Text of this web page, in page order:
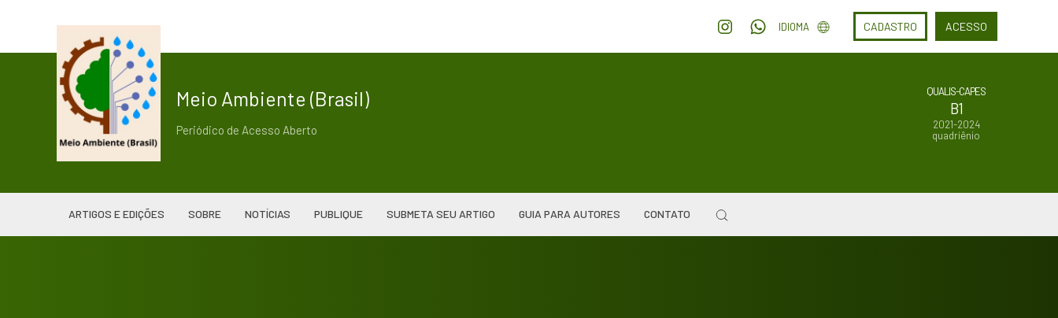
IDIOMA CADASTRO ACESSO
Meio Ambiente (Brasil)
Periódico de Acesso Aberto
QUALIS-CAPES
B1
2021-2024
quadriênio
ARTIGOS E EDIÇÕES SOBRE NOTÍCIAS PUBLIQUE SUBMETA SEU ARTIGO GUIA PARA AUTORES CONTATO